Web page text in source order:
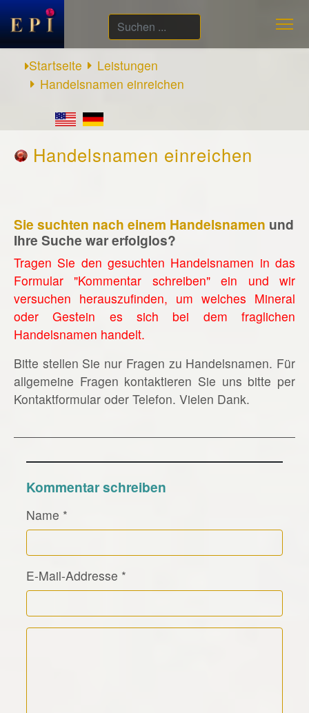
Suchen
...
Startseite
Leistungen
Handelsnamen einreichen
Handelsnamen einreichen
Sie suchten nach einem Handelsnamen und
Ihre Suche war erfolglos?
Tragen Sie den gesuchten Handelsnamen in das
Formular "Kommentar schreiben" ein und wir
versuchen herauszufinden, um welches Mineral
oder Gestein es sich bei dem fraglichen
Handelsnamen handelt.
Bitte stellen Sie nur Fragen zu Handelsnamen. Für
allgemeine Fragen kontaktieren Sie uns bitte per
Kontaktformular oder Telefon. Vielen Dank.
Kommentar schreiben
Name *
E-Mail-Addresse *
Kommentar Text